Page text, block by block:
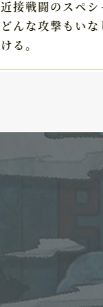
近接戦闘のスペシ
どんな攻撃もい
ける。